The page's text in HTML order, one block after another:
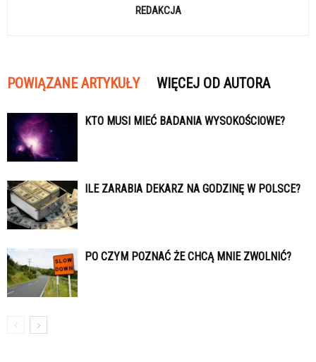
REDAKCJA
POWIĄZANE ARTYKUŁY WIĘCEJ OD AUTORA
KTO MUSI MIEĆ BADANIA WYSOKOŚCIOWE?
ILE ZARABIA DEKARZ NA GODZINĘ W POLSCE?
PO CZYM POZNAĆ ŻE CHCĄ MNIE ZWOLNIĆ?